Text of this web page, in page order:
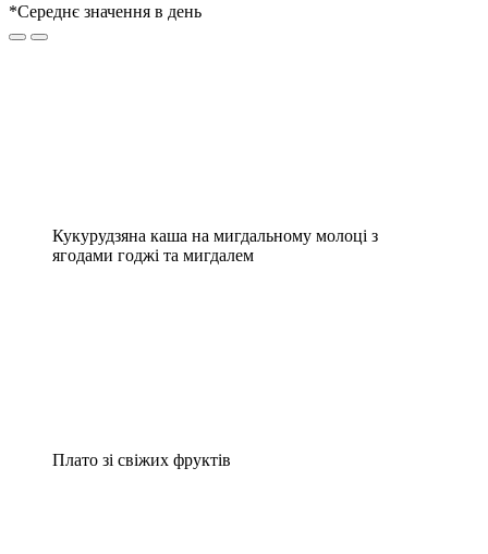
*Середнє значення в день
Кукурудзяна каша на мигдальному молоці з
ягодами годжі та мигдалем
Плато зі свіжих фруктів